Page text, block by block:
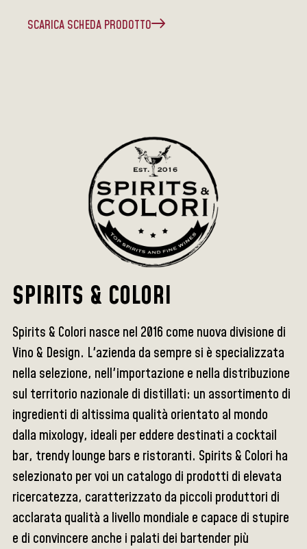
SCARICA SCHEDA PRODOTTO
SPIRITS & COLORI
Spirits & Colori nasce nel 2016 come nuova divisione di
Vino & Design. L'azienda da sempre si è specializzata
nella selezione, nell'importazione e nella distribuzione
sul territorio nazionale di distillati: un assortimento di
ingredienti di altissima qualità orientato al mondo
dalla mixology, ideali per eddere destinati a cocktail
bar, trendy lounge bars e ristoranti. Spirits & Colori ha
selezionato per voi un catalogo di prodotti di elevata
ricercatezza, caratterizzato da piccoli produttori di
acclarata qualità a livello mondiale e capace di stupire
e di convincere anche i palati dei bartender più